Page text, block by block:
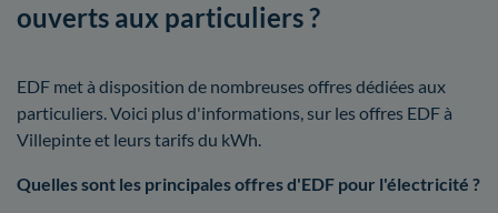
ouverts aux particuliers ?
EDF met à disposition de nombreuses offres dédiées aux
particuliers. Voici plus d'informations, sur les offres EDF à
Villepinte et leurs tarifs du kWh.
Quelles sont les principales offres d'EDF pour l'électricité ?